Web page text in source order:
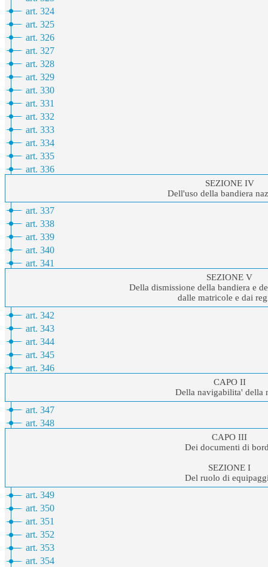
art. 324
art. 325
art. 326
art. 327
art. 328
art. 329
art. 330
art. 331
art. 332
art. 333
art. 334
art. 335
art. 336
SEZIONE IV
Dell'uso della bandiera
art. 337
art. 338
art. 339
art. 340
art. 341
SEZIONE V
Della dismissione della bandiera e
dalle matricole e dai
art. 342
art. 343
art. 344
art. 345
art. 346
CAPO II
Della navigabilita' della
art. 347
art. 348
CAPO III
Dei documenti di
SEZIONE I
Del ruolo di
art. 349
art. 350
art. 351
art. 352
art. 353
art. 354